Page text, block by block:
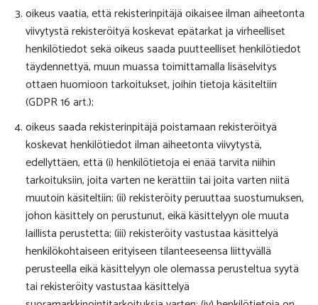
oikeus vaatia, että rekisterinpitäjä oikaisee ilman aiheetonta
viivytystä rekisteröityä koskevat epätarkat ja virheelliset
henkilötiedot sekä oikeus saada puutteelliset henkilötiedot
täydennettyä, muun muassa toimittamalla lisäselvitys
ottaen huomioon tarkoitukset, joihin tietoja käsiteltiin
(GDPR 16 art.);
oikeus saada rekisterinpitäjä poistamaan rekisteröityä
koskevat henkilötiedot ilman aiheetonta viivytystä,
edellyttäen, että (i) henkilötietoja ei enää tarvita niihin
tarkoituksiin, joita varten ne kerättiin tai joita varten niitä
muutoin käsiteltiin; (ii) rekisteröity peruuttaa suostumuksen,
johon käsittely on perustunut, eikä käsittelyyn ole muuta
laillista perustetta; (iii) rekisteröity vastustaa käsittelyä
henkilökohtaiseen erityiseen tilanteeseensa liittyvällä
perusteella eikä käsittelyyn ole olemassa perusteltua syytä
tai rekisteröity vastustaa käsittelyä